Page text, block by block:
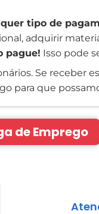
tipo de
adquirir
pague! Isso pode
Se receber
para que
de Emprego